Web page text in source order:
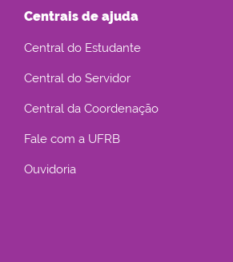
Centrais de ajuda
Central do Estudante
Central do Servidor
Central da Coordenação
Fale com a UFRB
Ouvidoria